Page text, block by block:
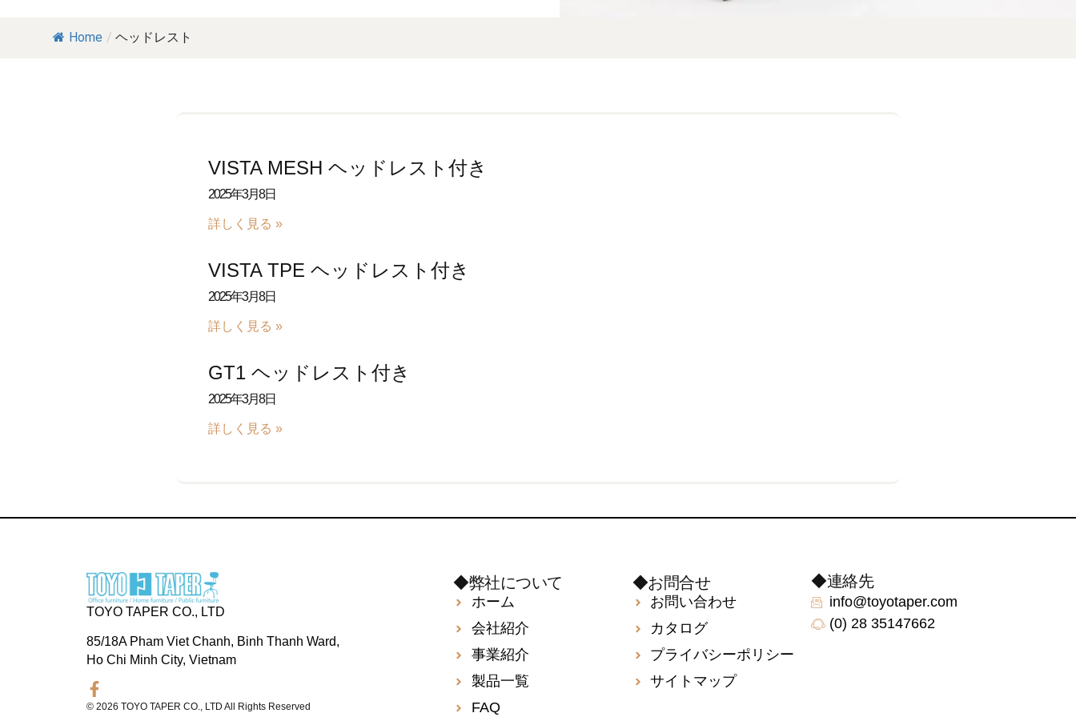
Home / ヘッドレスト
VISTA MESH ヘッドレスト付き
2025年3月8日
詳しく見る »
VISTA TPE ヘッドレスト付き
2025年3月8日
詳しく見る »
GT1 ヘッドレスト付き
2025年3月8日
詳しく見る »
TOYO TAPER CO., LTD
85/18A Pham Viet Chanh, Binh Thanh Ward,
Ho Chi Minh City, Vietnam
© 2026 TOYO TAPER CO., LTD All Rights Reserved
◆弊社について
ホーム
会社紹介
事業紹介
製品一覧
FAQ
◆お問合せ
お問い合わせ
カタログ
プライバシーポリシー
サイトマップ
◆連絡先
info@toyotaper.com
(0) 28 35147662